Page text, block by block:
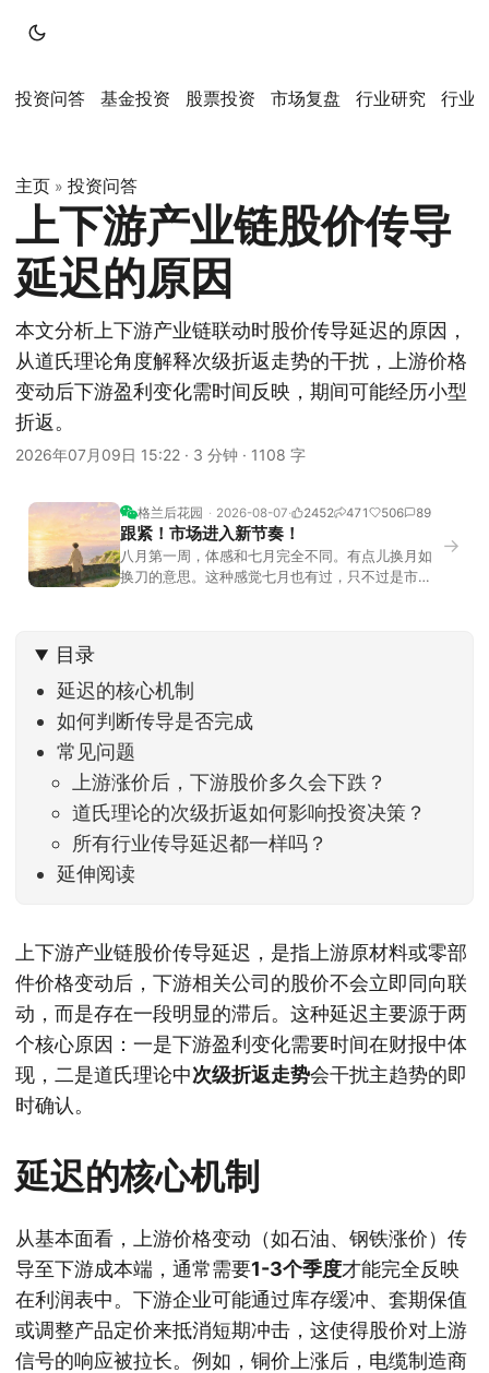
投资问答 基金投资 股票投资 市场复盘 行业研究 行业
主页 » 投资问答
上下游产业链股价传导
延迟的原因
本文分析上下游产业链联动时股价传导延迟的原因，
从道氏理论角度解释次级折返走势的干扰，上游价格
变动后下游盈利变化需时间反映，期间可能经历小型
折返。
2026年07月09日 15:22 · 3 分钟 · 1108 字
格兰后花园 2026-08-07 2452 471 506 89
跟紧！市场进入新节奏！
八月第一周，体感和七月完全不同。有点儿换月如
换刀的意思。这种感觉七月也有过，只不过是市场
家感受到了春天般的暖风。指数涨了百点，交易额
回暖到2
→
目录
延迟的核心机制
如何判断传导是否完成
常见问题
上游涨价后，下游股价多久会下跌？
道氏理论的次级折返如何影响投资决策？
所有行业传导延迟都一样吗？
延伸阅读
上下游产业链股价传导延迟，是指上游原材料或零部
件价格变动后，下游相关公司的股价不会立即同向联
动，而是存在一段明显的滞后。这种延迟主要源于两
个核心原因：一是下游盈利变化需要时间在财报中体
现，二是道氏理论中次级折返走势会干扰主趋势的即
时确认。
延迟的核心机制
从基本面看，上游价格变动（如石油、钢铁涨价）传
导至下游成本端，通常需要1-3个季度才能完全反映
在利润表中。下游企业可能通过库存缓冲、套期保值
或调整产品定价来抵消短期冲击，这使得股价对上游
信号的响应被拉长。例如，铜价上涨后，电缆制造商